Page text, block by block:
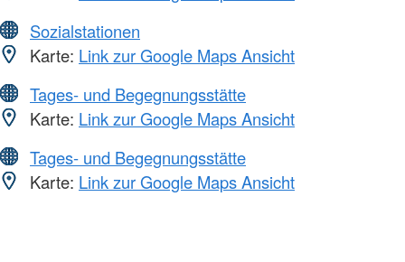
Sozialstationen
Karte: Link zur Google Maps Ansicht
Tages- und Begegnungsstätte
Karte: Link zur Google Maps Ansicht
Tages- und Begegnungsstätte
Karte: Link zur Google Maps Ansicht